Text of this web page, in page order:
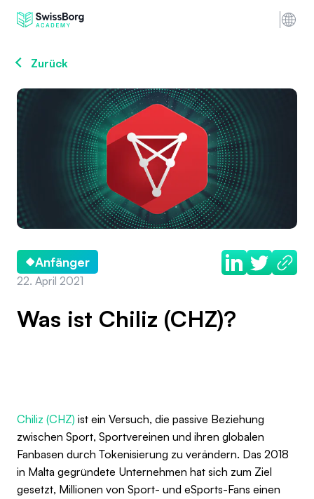
Zurück
Anfänger
22. April 2021
Was ist Chiliz (CHZ)?
Chiliz (CHZ) ist ein Versuch, die passive Beziehung
zwischen Sport, Sportvereinen und ihren globalen
Fanbasen durch Tokenisierung zu verändern. Das 2018
in Malta gegründete Unternehmen hat sich zum Ziel
gesetzt, Millionen von Sport- und eSports-Fans einen